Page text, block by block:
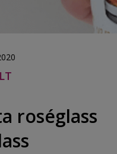
roséglass